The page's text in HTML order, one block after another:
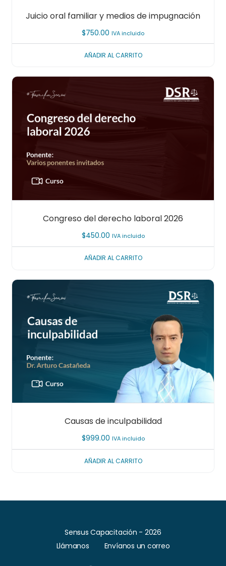
Juicio oral familiar y medios de impugnación
$750.00 IVA incluido
AÑADIR AL CARRITO
Congreso del derecho laboral 2026
$450.00 IVA incluido
AÑADIR AL CARRITO
Causas de inculpabilidad
$999.00 IVA incluido
AÑADIR AL CARRITO
Sensus Capacitación - 2026
Llámanos
Envíanos un correo